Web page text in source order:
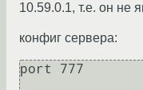
10.59.0.1, т.е. он не
конфиг сервера:
port 777